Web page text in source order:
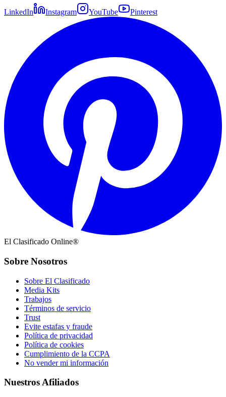
LinkedIn Instagram YouTube Pinterest
El Clasificado Online®
Sobre Nosotros
Sobre El Clasificado
Media Kits
Trabajos
Términos de servicio
Trust
Evite estafas y fraude
Política de privacidad
Política de cookies
Cumplimiento de la CCPA
No vender mi información
Nuestros Afiliados